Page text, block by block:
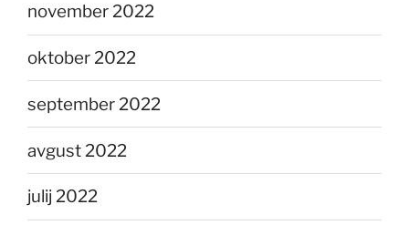
november 2022
oktober 2022
september 2022
avgust 2022
julij 2022